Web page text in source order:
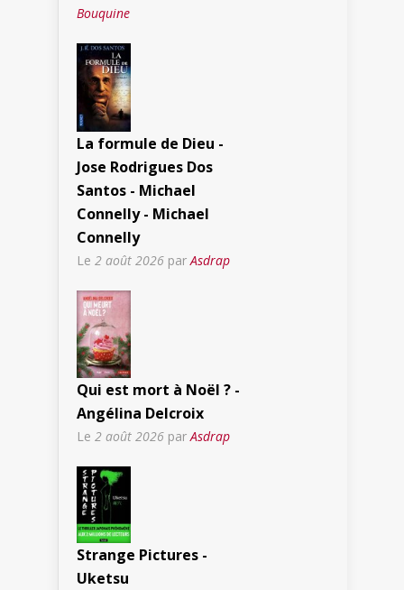
Bouquine
La formule de Dieu -
Jose Rodrigues Dos
Santos - Michael
Connelly - Michael
Connelly
Le 2 août 2026 parAsdrap
Qui est mort à Noël ? -
Angélina Delcroix
Le 2 août 2026 par Asdrap
Strange Pictures -
Uketsu